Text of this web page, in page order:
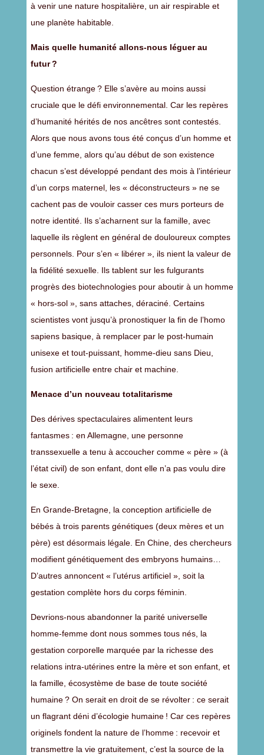
à venir une nature hospitalière, un air respirable et
une planète habitable.
Mais quelle humanité allons-nous léguer au
futur ?
Question étrange ? Elle s’avère au moins aussi
cruciale que le défi environnemental. Car les repères
d’humanité hérités de nos ancêtres sont contestés.
Alors que nous avons tous été conçus d’un homme et
d’une femme, alors qu’au début de son existence
chacun s’est développé pendant des mois à l’intérieur
d’un corps maternel, les « déconstructeurs » ne se
cachent pas de vouloir casser ces murs porteurs de
notre identité. Ils s’acharnent sur la famille, avec
laquelle ils règlent en général de douloureux comptes
personnels. Pour s’en « libérer », ils nient la valeur de
la fidélité sexuelle. Ils tablent sur les fulgurants
progrès des biotechnologies pour aboutir à un homme
« hors-sol », sans attaches, déraciné. Certains
scientistes vont jusqu’à pronostiquer la fin de l’homo
sapiens basique, à remplacer par le post-humain
unisexe et tout-puissant, homme-dieu sans Dieu,
fusion artificielle entre chair et machine.
Menace d’un nouveau totalitarisme
Des dérives spectaculaires alimentent leurs
fantasmes : en Allemagne, une personne
transsexuelle a tenu à accoucher comme « père » (à
l’état civil) de son enfant, dont elle n’a pas voulu dire
le sexe.
En Grande-Bretagne, la conception artificielle de
bébés à trois parents génétiques (deux mères et un
père) est désormais légale. En Chine, des chercheurs
modifient génétiquement des embryons humains…
D’autres annoncent « l’utérus artificiel », soit la
gestation complète hors du corps féminin.
Devrions-nous abandonner la parité universelle
homme-femme dont nous sommes tous nés, la
gestation corporelle marquée par la richesse des
relations intra-utérines entre la mère et son enfant, et
la famille, écosystème de base de toute société
humaine ? On serait en droit de se révolter : ce serait
un flagrant déni d’écologie humaine ! Car ces repères
originels fondent la nature de l’homme : recevoir et
transmettre la vie gratuitement, c’est la source de la